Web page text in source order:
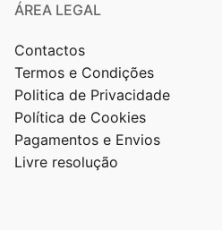
ÁREA LEGAL
Contactos
Termos e Condições
Politica de Privacidade
Política de Cookies
Pagamentos e Envios
Livre resolução